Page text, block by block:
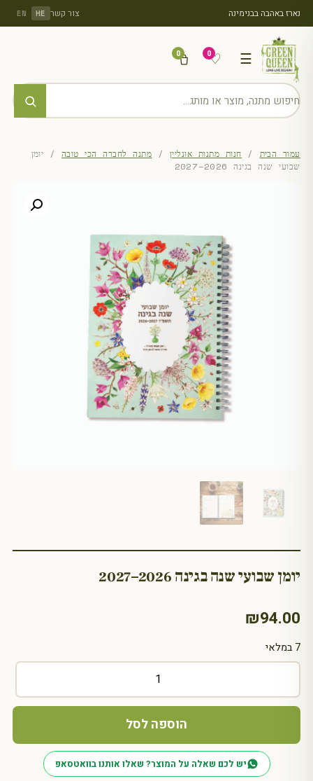
נארז באהבה בבנימינה צור קשר HE
EN
☰
♡
0
0
עמוד הבית / חנות מתנות אונליין / מתנה לחברה הכי טובה / יומן
שבועי שנה בגינה 2026–2027
יומן שבועי שנה בגינה 2026–2027
₪94.00
7 במלאי
כמות
יומן
שנה
2026–
הוספה לסל
יש לכם שאלה על המוצר? שאלו אותנו בוואטסאפ